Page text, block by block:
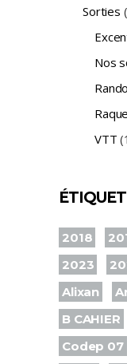
Sorties
Nos
Rando
VTT
2018
2023
Alixan
B CAHIER
Codep 07